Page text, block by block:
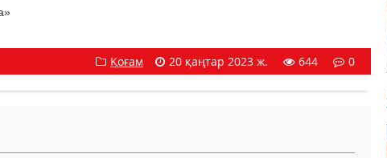
Қоғам 20 қаңтар 2023 ж. 644 0